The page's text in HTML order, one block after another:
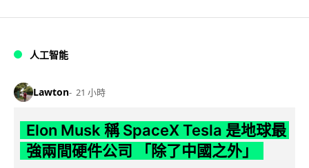
人工智能
Lawton 21 小時
Elon Musk 稱 SpaceX Tesla 是地球最
強兩間硬件公司 「除了中國之外」